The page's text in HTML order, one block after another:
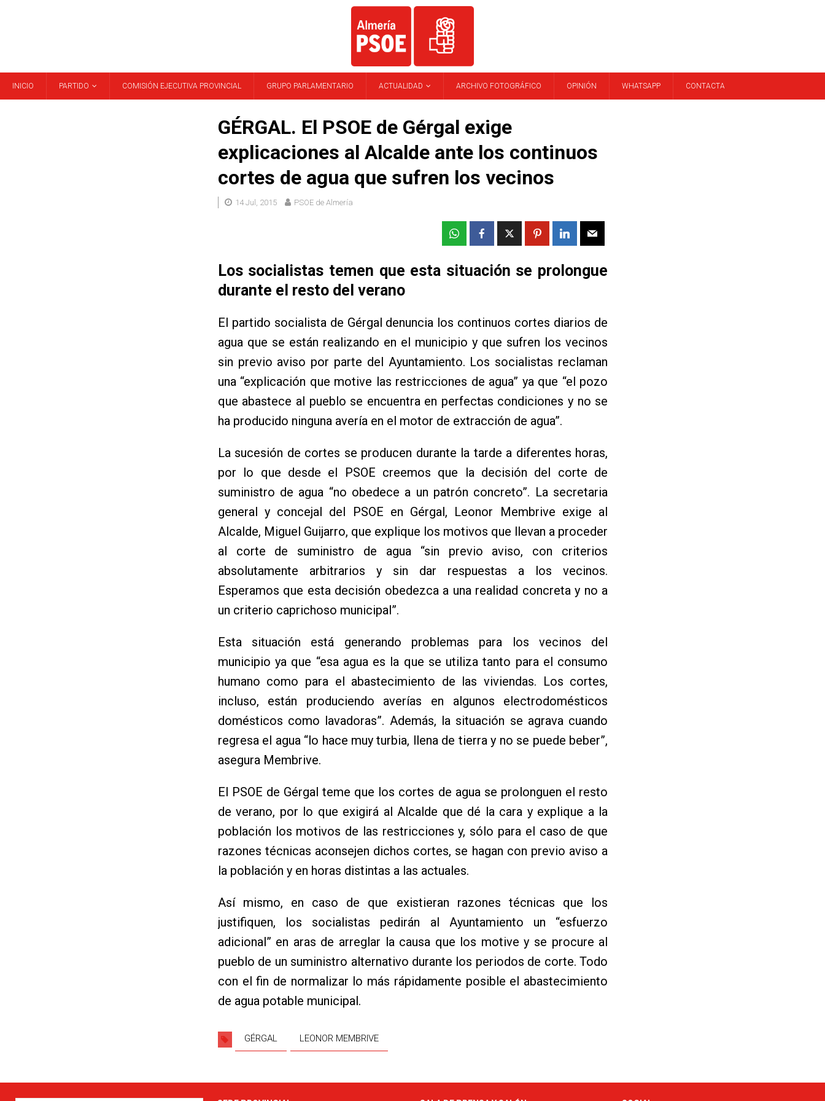
INICIO PARTIDO COMISIÓN EJECUTIVA PROVINCIAL GRUPO PARLAMENTARIO ACTUALIDAD ARCHIVO FOTOGRÁFICO OPINIÓN WHATSAPP CONTACTA
GÉRGAL. El PSOE de Gérgal exige
explicaciones al Alcalde ante los continuos
cortes de agua que sufren los vecinos
14 Jul, 2015 PSOE de Almería
Los socialistas temen que esta situación se prolongue
durante el resto del verano
El partido socialista de Gérgal denuncia los continuos cortes diarios de
agua que se están realizando en el municipio y que sufren los vecinos
sin previo aviso por parte del Ayuntamiento. Los socialistas reclaman
una “explicación que motive las restricciones de agua” ya que “el pozo
que abastece al pueblo se encuentra en perfectas condiciones y no se
ha producido ninguna avería en el motor de extracción de agua”.
La sucesión de cortes se producen durante la tarde a diferentes horas,
por lo que desde el PSOE creemos que la decisión del corte de
suministro de agua “no obedece a un patrón concreto”. La secretaria
general y concejal del PSOE en Gérgal, Leonor Membrive exige al
Alcalde, Miguel Guijarro, que explique los motivos que llevan a proceder
al corte de suministro de agua “sin previo aviso, con criterios
absolutamente arbitrarios y sin dar respuestas a los vecinos.
Esperamos que esta decisión obedezca a una realidad concreta y no a
un criterio caprichoso municipal”.
Esta situación está generando problemas para los vecinos del
municipio ya que “esa agua es la que se utiliza tanto para el consumo
humano como para el abastecimiento de las viviendas. Los cortes,
incluso, están produciendo averías en algunos electrodomésticos
domésticos como lavadoras”. Además, la situación se agrava cuando
regresa el agua “lo hace muy turbia, llena de tierra y no se puede beber”,
asegura Membrive.
El PSOE de Gérgal teme que los cortes de agua se prolonguen el resto
de verano, por lo que exigirá al Alcalde que dé la cara y explique a la
población los motivos de las restricciones y, sólo para el caso de que
razones técnicas aconsejen dichos cortes, se hagan con previo aviso a
la población y en horas distintas a las actuales.
Así mismo, en caso de que existieran razones técnicas que los
justifiquen, los socialistas pedirán al Ayuntamiento un “esfuerzo
adicional” en aras de arreglar la causa que los motive y se procure al
pueblo de un suministro alternativo durante los periodos de corte. Todo
con el fin de normalizar lo más rápidamente posible el abastecimiento
de agua potable municipal.
GÉRGAL LEONOR MEMBRIVE